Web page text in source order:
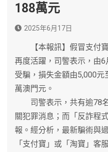
188萬元
2025年6月17日
【本報訊】假冒支付寶
再度活躍，司警表示，由
受騙，損失金額由5,000
萬澳門元。
司警表示，共有逾78名
關犯罪消息；而「反詐程
報。經分析，最新騙術與
「支付寶」或「淘寶」客